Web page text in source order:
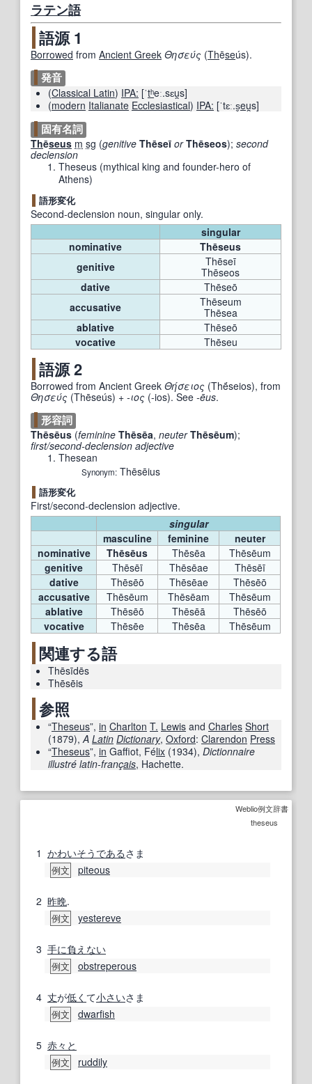
ラテン語
語源 1
Borrowed from Ancient Greek Θησεύς (Thēseús).
発音
(Classical Latin) IPA: [ˈtʰeː.sɛu̯s]
(modern Italianate Ecclesiastical) IPA: [ˈtɛː.s̬eu̯s]
固有名詞
Thēseus m sg (genitive Thēseī or Thēseos); second
declension
Theseus (mythical king and founder-hero of
Athens)
語形変化
Second-declension noun, singular only.
singular
nominative
Thēseus
genitive
Thēseī
Thēseos
dative
Thēseō
accusative
Thēseum
Thēsea
ablative
Thēseō
vocative
Thēseu
語源 2
Borrowed from Ancient Greek Θήσειος (Thḗseios), from
Θησεύς (Thēseús) + -ιος (-ios). See -ēus.
形容詞
Thēsēus (feminine Thēsēa, neuter Thēsēum);
first/second-declension adjective
Thesean
Synonym: Thēsēius
語形変化
First/second-declension adjective.
singular
masculine
feminine neuter
nominative
Thēsēus Thēsēa Thēsēum
genitive
Thēsēī Thēsēae Thēsēī
dative
Thēsēō Thēsēae
Thēsēō
accusative
Thēsēum Thēsēam Thēsēum
ablative
Thēsēō Thēsēā
Thēsēō
vocative
Thēsēe Thēsēa Thēsēum
関連する語
Thēsīdēs
Thēsēis
参照
“Theseus”, in Charlton T. Lewis and Charles Short
(1879),A Latin Dictionary, Oxford: Clarendon Press
“Theseus”, in Gaffiot, Félix (1934), Dictionnaire
illustré latin-français, Hachette.
Weblio例文辞書
theseus
1 かわいそう であるさま
例文 piteous
2 昨晩.
例文 yestereve
3 手に負えない
例文 obstreperous
4 丈が低く て小さいさま
例文 dwarfish
5 赤々と
例文 ruddily